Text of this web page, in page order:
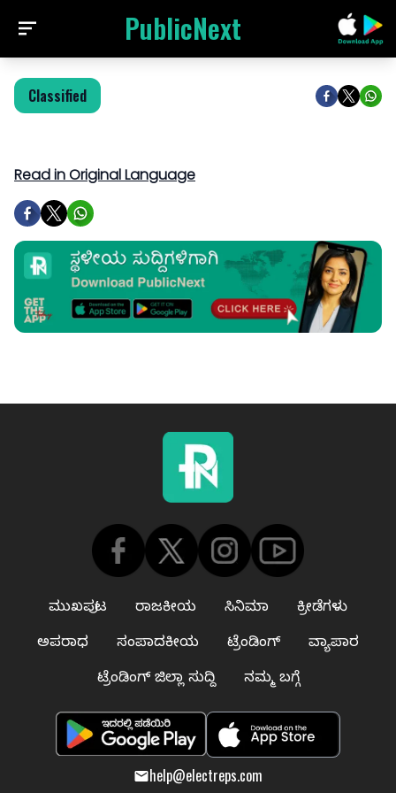
PublicNext
Classified
Read in Original Language
ಮುಖಪುಟ ರಾಜಕೀಯ ಸಿನಿಮಾ
ಕ್ರೀಡೆಗಳು
ಅಪರಾಧ
ಸಂಪಾದಕೀಯ ಟ್ರೆಂಡಿಂಗ್
ವ್ಯಾಪಾರ
ಟ್ರೆಂಡಿಂಗ್ ಜಿಲ್ಲಾ ಸುದ್ದಿ
ನಮ್ಮ ಬಗ್ಗೆ
help@electreps.com